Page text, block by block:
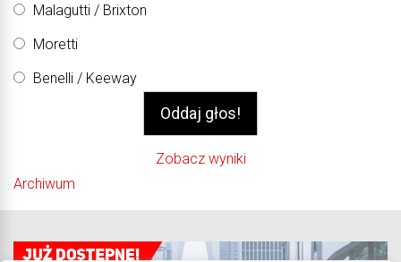
Malagutti / Brixton
Moretti
Benelli / Keeway
Zobacz wyniki
Archiwum